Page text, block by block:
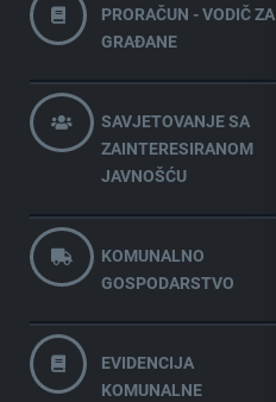
PRORAČUN - VODIČ ZA
GRAĐANE
SAVJETOVANJE SA
ZAINTERESIRANOM
JAVNOŠĆU
KOMUNALNO
GOSPODARSTVO
EVIDENCIJA
KOMUNALNE